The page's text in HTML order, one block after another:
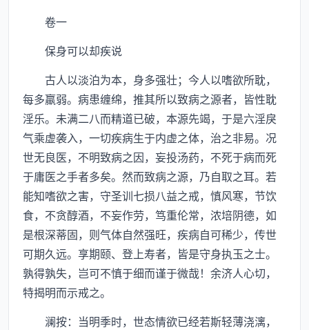
卷一
保身可以却疾说
古人以淡泊为本，身多强壮；今人以嗜欲所耽，
每多羸弱。病患缠绵，推其所以致病之源者，皆性耽
淫乐。未满二八而精道已破，本源先竭，于是六淫戾
气乘虚袭入，一切疾病生于内虚之体，治之非易。况
世无良医，不明致病之因，妄投汤药，不死于病而死
于庸医之手者多矣。然而致病之源，乃自取之耳。若
能知嗜欲之害，守圣训七损八益之戒，慎风寒，节饮
食，不贪醇酒，不妄作劳，笃重伦常，浓培阴德，如
是根深蒂固，则气体自然强旺，疾病自可稀少，传世
可期久远。享期颐、登上寿者，皆是守身执玉之士。
孰得孰失，岂可不慎于细而谨于微哉！余济人心切，
特揭明而示戒之。
澜按：当明季时，世态情欲已经若斯轻薄浇漓，